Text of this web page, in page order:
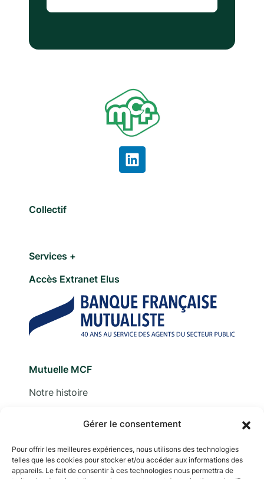
Gérer le consentement
Pour offrir les meilleures expériences, nous utilisons des technologies
telles que les cookies pour stocker et/ou accéder aux informations des
appareils. Le fait de consentir à ces technologies nous permettra de
Collectif
Services +
Accès Extranet Elus
Mutuelle MCF
Notre histoire
Adhérer